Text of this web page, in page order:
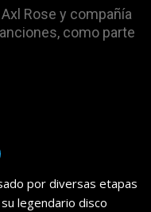
Rose y compañía
como parte
por diversas etapas
legendario disco